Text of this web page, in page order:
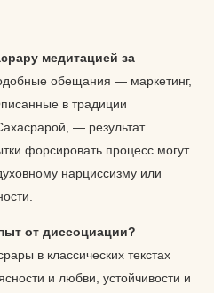
медитацией за
обещания — маркетинг,
в традиции
— результат
форсировать процесс могут
нарциссизму или
от диссоциации?
в классических текстах
и любви, устойчивости и